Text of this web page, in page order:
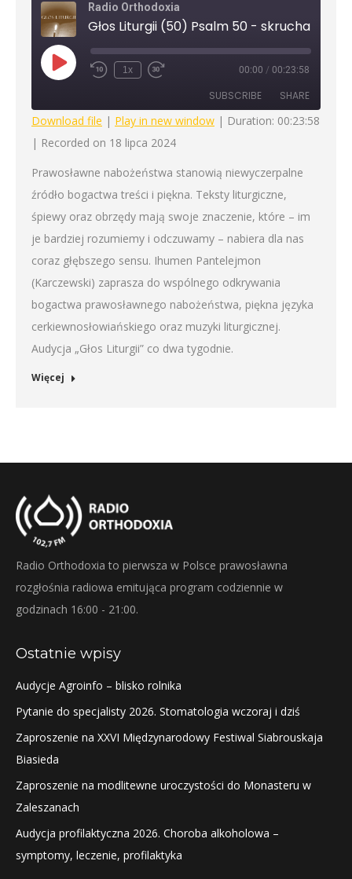
Radio Orthodoxia
Play
EpisodeRewind
1x
Fast
seconds
00:00 / 00:23:58
SUBSCRIBE SHARE
SHARE
LINK
Download file | Play in new window | Duration: 00:23:58
| Recorded on 18 lipca 2024
Prawosławne nabożeństwa stanowią niewyczerpalne
źródło bogactwa treści i piękna. Teksty liturgiczne,
śpiewy oraz obrzędy mają swoje znaczenie, które – im
je bardziej rozumiemy i odczuwamy – nabiera dla nas
coraz głębszego sensu. Ihumen Pantelejmon
(Karczewski) zaprasza do wspólnego odkrywania
bogactwa prawosławnego nabożeństwa, piękna języka
cerkiewnosłowiańskiego oraz muzyki liturgicznej.
Audycja „Głos Liturgii” co dwa tygodnie.
Więcej
Radio Orthodoxia to pierwsza w Polsce prawosławna
rozgłośnia radiowa emitująca program codziennie w
godzinach 16:00 - 21:00.
Ostatnie wpisy
Audycje Agroinfo – blisko rolnika
Pytanie do specjalisty 2026. Stomatologia wczoraj i dziś
Zaproszenie na XXVI Międzynarodowy Festiwal Siabrouskaja
Biasieda
Zaproszenie na modlitewne uroczystości do Monasteru w
Zaleszanach
Audycja profilaktyczna 2026. Choroba alkoholowa –
symptomy, leczenie, profilaktyka